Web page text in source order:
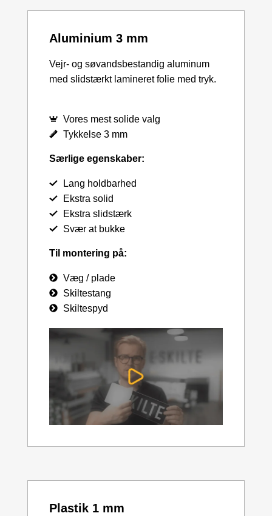
Aluminium 3 mm
Vejr- og søvandsbestandig aluminum
med slidstærkt lamineret folie med tryk.
Vores mest solide valg
Tykkelse 3 mm
Særlige egenskaber:
Lang holdbarhed
Ekstra solid
Ekstra slidstærk
Svær at bukke
Til montering på:
Væg / plade
Skiltestang
Skiltespyd
Plastik 1 mm